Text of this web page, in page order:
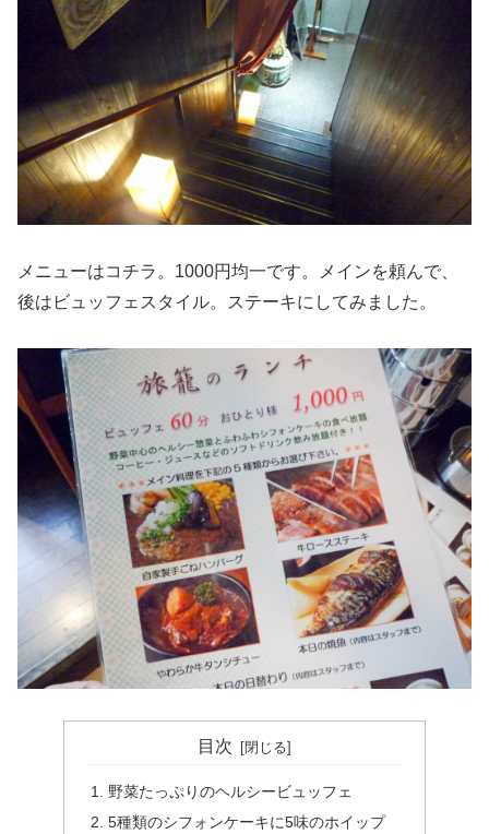
メニューはコチラ。1000円均一です。メインを頼んで、
後はビュッフェスタイル。ステーキにしてみました。
目次
野菜たっぷりのヘルシービュッフェ
5種類のシフォンケーキに5味のホイップ